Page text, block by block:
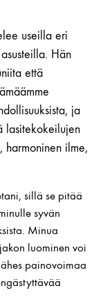
useilla eri
Hän
että
ja
lasitekokeilujen
harmoninen ilme,
sillä se pitää
syvän
Minua
luominen voi
painovoimaa